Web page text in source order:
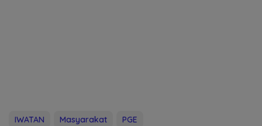
IWATAN Masyarakat PGE